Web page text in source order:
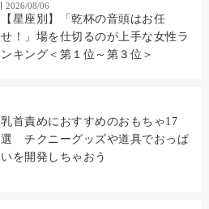
2026/08/06
【星座別】「乾杯の音頭はお任
せ！」場を仕切るのが上手な女性ラ
ンキング＜第１位～第３位＞
乳首責めにおすすめのおもちゃ17
選 チクニーグッズや道具でおっぱ
いを開発しちゃおう